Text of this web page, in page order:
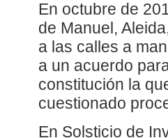
En octubre de
de Manuel,
a las calles a
a un acuerdo
constitución la
cuestionado
En Solsticio de